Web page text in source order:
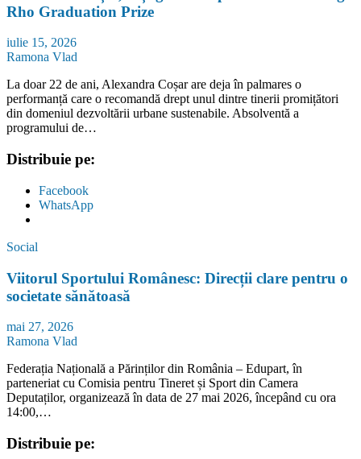
Rho Graduation Prize
iulie 15, 2026
Ramona Vlad
La doar 22 de ani, Alexandra Coșar are deja în palmares o
performanță care o recomandă drept unul dintre tinerii promițători
din domeniul dezvoltării urbane sustenabile. Absolventă a
programului de…
Distribuie pe:
Facebook
WhatsApp
Social
Viitorul Sportului Românesc: Direcții clare pentru o
societate sănătoasă
mai 27, 2026
Ramona Vlad
Federația Națională a Părinților din România – Edupart, în
parteneriat cu Comisia pentru Tineret și Sport din Camera
Deputaților, organizează în data de 27 mai 2026, începând cu ora
14:00,…
Distribuie pe: